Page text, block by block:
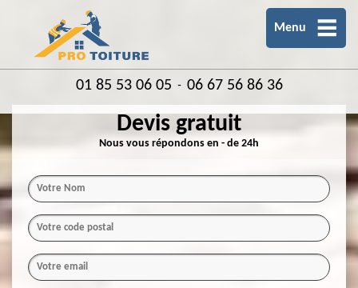
Menu
01 85 53 06 05 - 06 67 56 86 36
Devis gratuit
Nous vous répondons en - de 24h